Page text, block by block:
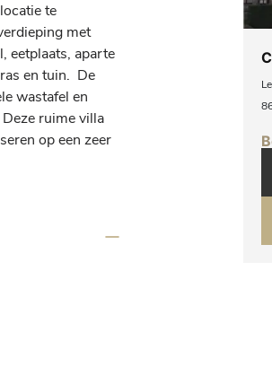
te
met
eetplaats, aparte
en tuin.  De
wastafel en
ruime villa
op een zeer